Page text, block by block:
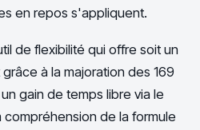
en repos s'appliquent.
de flexibilité qui offre soit un
à la majoration des 169
gain de temps libre via le
compréhension de la formule